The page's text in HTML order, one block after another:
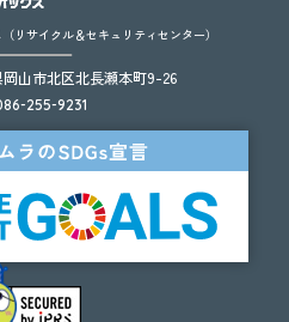
（リサイクル＆セキュリティセンター）
山市北区北長瀬本町9-26
255-9231